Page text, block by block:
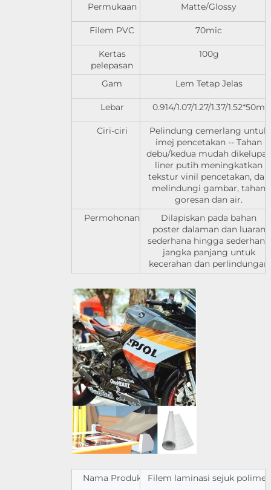
Permukaan
Matte/Glossy
Filem PVC 70mic
Kertas
pelepasan
100g
Gam Lem Tetap Jelas
Lebar 0.914/1.07/1.27/1.37/1.52*50m
Ciri-ciri
Pelindung cemerlang untuk
imej pencetakan -- Tahan
debu/kedua mudah dikelupas
liner putih meningkatkan
tekstur vinil pencetakan, dan
melindungi gambar, tahan
goresan dan air.
Permohonan
Dilapiskan pada bahan
poster dalaman dan luaran
sederhana hingga sederhana
jangka panjang untuk
kecerahan dan perlindungan
Nama Produk Filem laminasi sejuk polimer